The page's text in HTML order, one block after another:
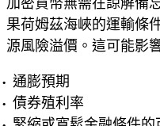
果荷姆茲海峽的運輸條
源風險溢價。這可能影
通膨預期
債券殖利率